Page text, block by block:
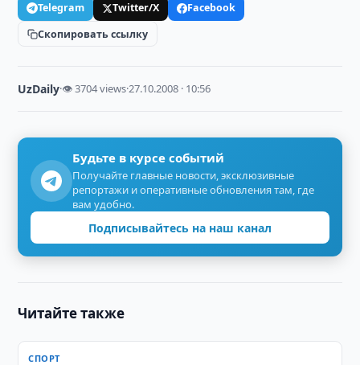
Telegram Twitter/X
Facebook
Скопировать ссылку
UzDaily·👁 3704 views·27.10.2008 · 10:56
Будьте в курсе событий
Получайте главные новости, эксклюзивные
репортажи и оперативные обновления там, где
вам удобно.
Подписывайтесь на наш канал
Читайте также
СПОРТ